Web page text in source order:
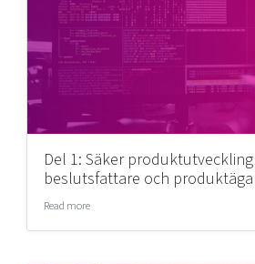
Del 1: Säker
beslutsfattare och
Read more